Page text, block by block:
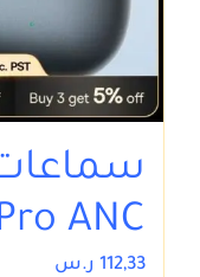
ANC
112,33 ر.س